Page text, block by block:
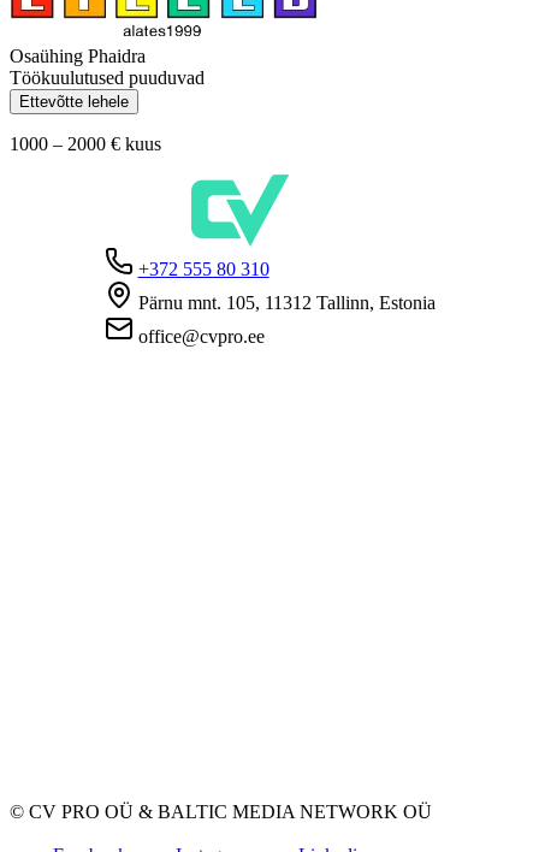
Osaühing Phaidra
Töökuulutused puuduvad
Ettevõtte lehele
1000 – 2000 € kuus
+372 555 80 310
Pärnu mnt. 105, 11312 Tallinn, Estonia
office@cvpro.ee
© CV PRO OÜ & BALTIC MEDIA NETWORK OÜ